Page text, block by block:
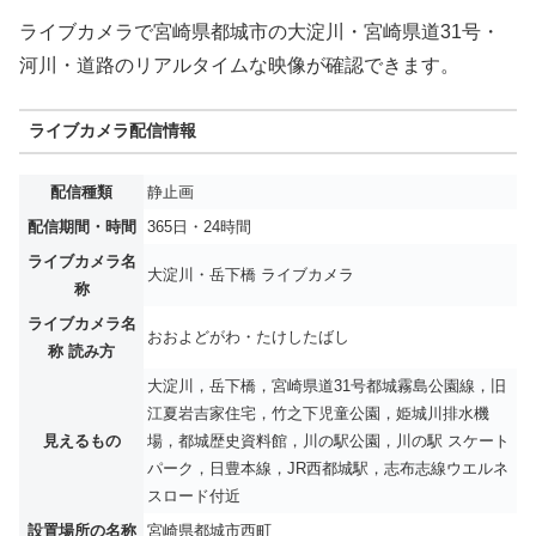
ライブカメラで宮崎県都城市の大淀川・宮崎県道31号・
河川・道路のリアルタイムな映像が確認できます。
ライブカメラ配信情報
配信種類
静止画
配信期間・時間
365日・24時間
ライブカメラ名
称
大淀川・岳下橋 ライブカメラ
ライブカメラ名
称 読み方
おおよどがわ・たけしたばし
見えるもの
大淀川，岳下橋，宮崎県道31号都城霧島公園線，旧
江夏岩吉家住宅，竹之下児童公園，姫城川排水機
場，都城歴史資料館，川の駅公園，川の駅 スケート
パーク，日豊本線，JR西都城駅，志布志線ウエルネ
スロード付近
設置場所の名称
宮崎県都城市西町